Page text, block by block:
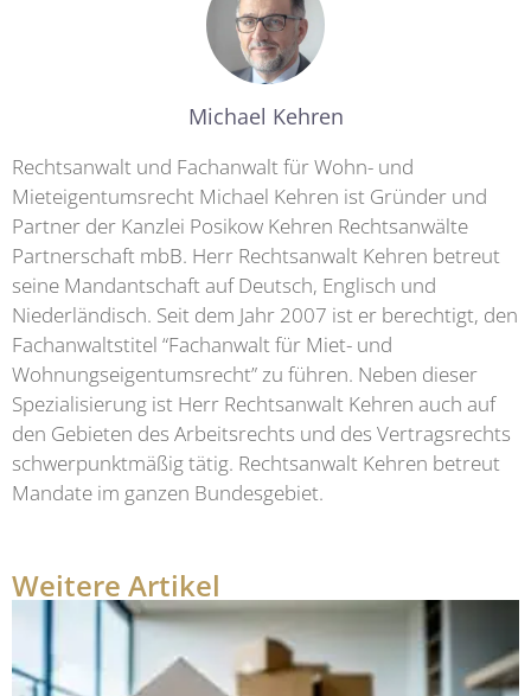
Michael Kehren
Rechtsanwalt und Fachanwalt für Wohn- und
Mieteigentumsrecht Michael Kehren ist Gründer und
Partner der Kanzlei Posikow Kehren Rechtsanwälte
Partnerschaft mbB. Herr Rechtsanwalt Kehren betreut
seine Mandantschaft auf Deutsch, Englisch und
Niederländisch. Seit dem Jahr 2007 ist er berechtigt, den
Fachanwaltstitel “Fachanwalt für Miet- und
Wohnungseigentumsrecht” zu führen. Neben dieser
Spezialisierung ist Herr Rechtsanwalt Kehren auch auf
den Gebieten des Arbeitsrechts und des Vertragsrechts
schwerpunktmäßig tätig. Rechtsanwalt Kehren betreut
Mandate im ganzen Bundesgebiet.
Weitere Artikel